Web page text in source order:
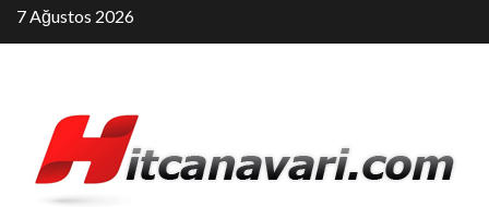
Skip
to
7 Ağustos 2026